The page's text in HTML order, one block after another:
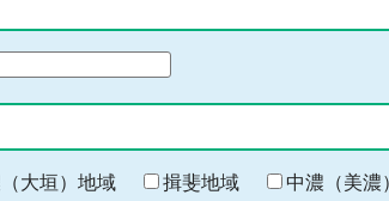
大垣）地域 揖斐地域 中濃（美濃